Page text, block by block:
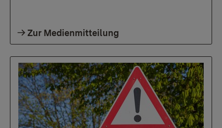
Zur Medienmitteilung